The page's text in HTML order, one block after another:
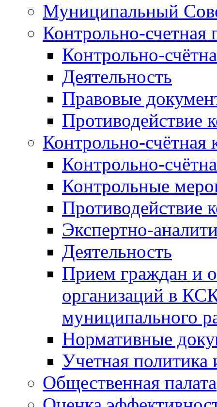
Муниципальный
Контрольно-счетная
Контрольно-
Деятельность
Правовые
Противодействие
Контрольно-счётная
Контрольно-
Контрольные
Противодействие
Экспертно-
Деятельность
Прием граждан и
организаций в
муниципального
Нормативные
Учетная политика
Общественная палата